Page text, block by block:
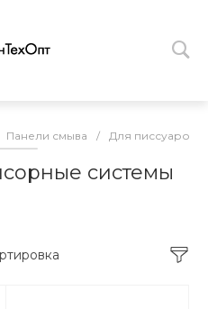
Панели смыва / Для писсуаров
системы